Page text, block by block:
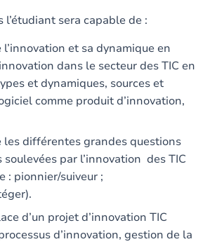
l’étudiant sera capable de :
l’innovation et sa dynamique en
dans le secteur des TIC en
et dynamiques, sources et
comme produit d’innovation,
les différentes grandes questions
par l’innovation des TIC
: pionnier/suiveur ;
d’un projet d’innovation TIC
d’innovation, gestion de la